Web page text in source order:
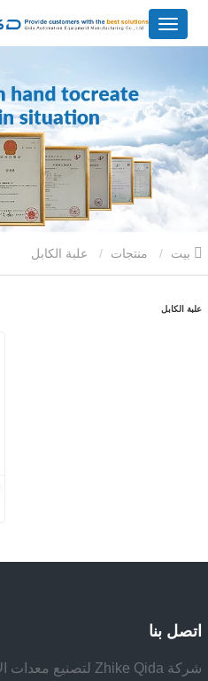
منتجات
علبة الكابل
اتصل بنا
شركة Zhike Qida لتصنيع معدات الأتمتة المحدودة